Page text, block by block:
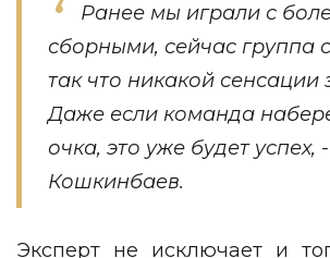
Ранее мы играли с
сборными, сейчас группа
так что никакой сенсации
Даже если команда
очка, это уже будет успех,
Кошкинбаев.
Эксперт не исключает и